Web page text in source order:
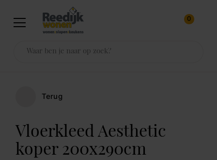
0
Terug
Vloerkleed Aesthetic
koper 200x290cm